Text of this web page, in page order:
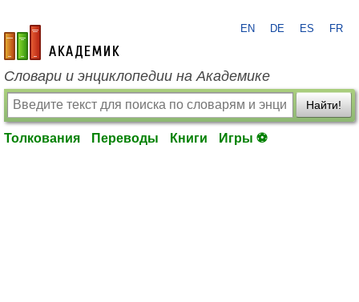
academic.ru
EN DE ES FR
Словари и энциклопедии на Академике
Найти!
Толкования Переводы Книги Игры ⚽